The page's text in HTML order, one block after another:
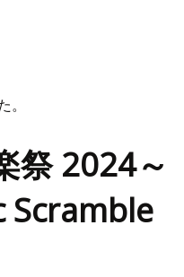
祭 2024～
Scramble